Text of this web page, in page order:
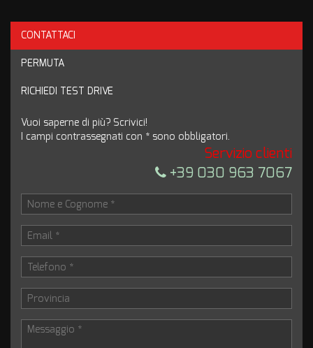
Ho letto e accettol'informativa privacy*
Acconsento al trattamento dei miei dati per finalità di
Invia la tua richiesta
CONTATTACI
PERMUTA
RICHIEDI TEST DRIVE
Vuoi saperne di più? Scrivici!
I campi contrassegnati con * sono obbligatori.
Servizio clienti
+39 030 963 7067